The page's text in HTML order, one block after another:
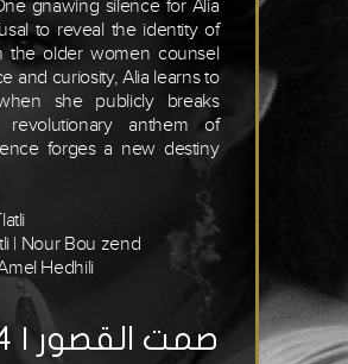
gnawing silence for Alia
to reveal the identity of
the older women counsel
and curiosity, Alia learns to
she publicly breaks
anthem of
forges a new destiny
| Nour Bou zend
Hedhili
صمت القصور | 1994